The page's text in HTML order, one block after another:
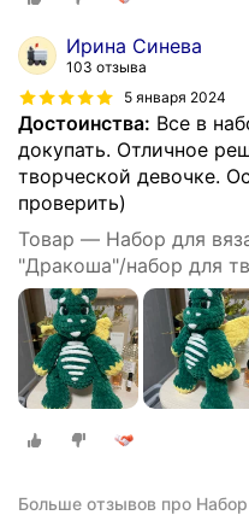
Ирина Синева
103 отзыва
5 января 2024
Достоинства: Все в
докупать. Отличное
творческой девочке.
проверить)
Товар — Набор для
"Дракоша"/набор для
дракон своими руками
Больше отзывов про